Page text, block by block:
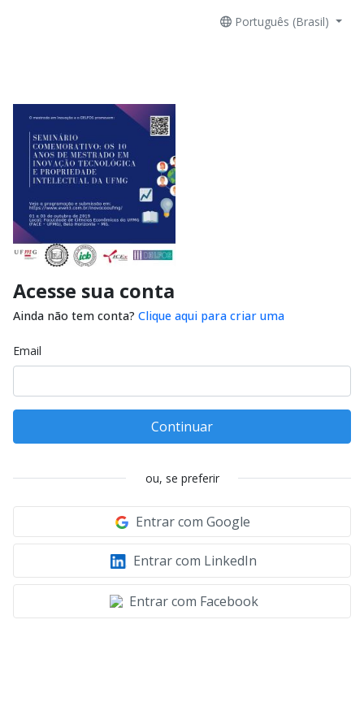
Português (Brasil)
Acesse sua conta
Ainda não tem conta? Clique aqui para criar uma
Email
Continuar
ou, se preferir
Entrar com Google
Entrar com LinkedIn
Entrar com Facebook